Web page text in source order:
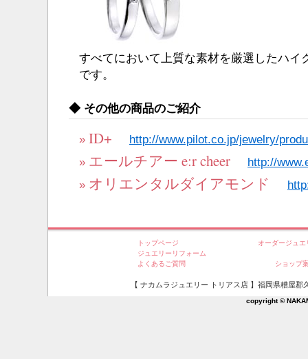
すべてにおいて上質な素材を厳選したハイ
です。
◆ その他の商品のご紹介
» ID+
http://www.pilot.co.jp/jewelry/
» エールチアー e:r cheer
http://
» オリエンタルダイアモンド
トップページ
オーダージュエ
ジュエリーリフォーム
よくあるご質問
ショップ
【 ナカムラジュエリー トリアス店 】福岡県糟屋
copyright ©